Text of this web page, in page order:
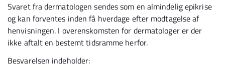
Svaret fra dermatologen sendes som en almindelig epikrise
og kan forventes inden få hverdage efter modtagelse af
henvisningen. I overenskomsten for dermatologer er der
ikke aftalt en bestemt tidsramme herfor.
Besvarelsen indeholder: